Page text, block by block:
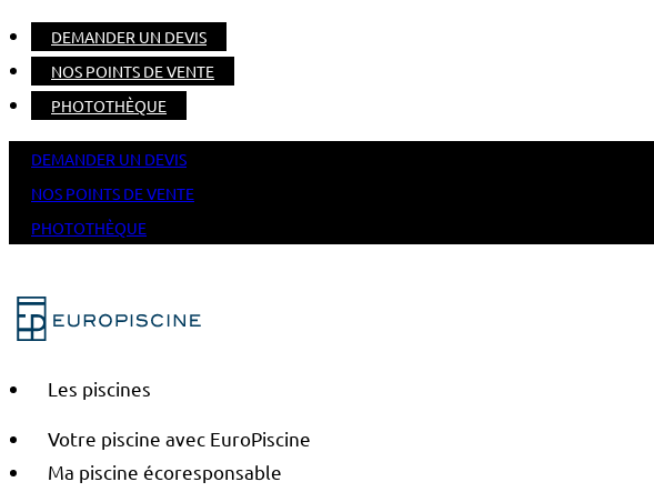
DEMANDER UN DEVIS
NOS POINTS DE VENTE
PHOTOTHÈQUE
DEMANDER UN DEVIS
NOS POINTS DE VENTE
PHOTOTHÈQUE
Les piscines
Votre piscine avec EuroPiscine
Ma piscine écoresponsable